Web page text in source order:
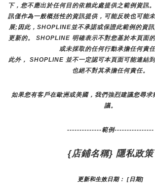
下，您不應出於任何目的依賴此處提供之範例資訊
訊僅作為一般概括性的資訊提供，可能反映也可能
展;因此，SHOPLINE並不承諾或保證此範例的資
更新的。 SHOPLINE 明確表示不對您基於本頁面
或未採取的任何行動承擔任何責任
此外， SHOPLINE 並不一定認可本頁面可能連結
也絕不對其承擔任何責任。
如果您有客戶在歐洲或美國，我們強烈建議您尋求
議。
--------------範例----------------
{店鋪名稱} 隱私政策
更新和生效日期： [日期]